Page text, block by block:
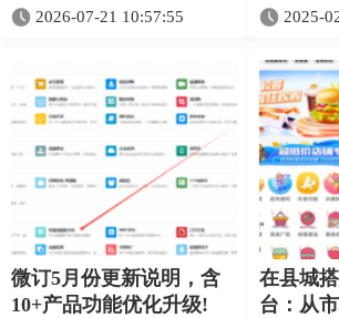
到正式运营的完整指南
2026-07-21 10:57:55 2025-
微订5月份更新说明，含
10+产品功能优化升级!
在县城
台：从